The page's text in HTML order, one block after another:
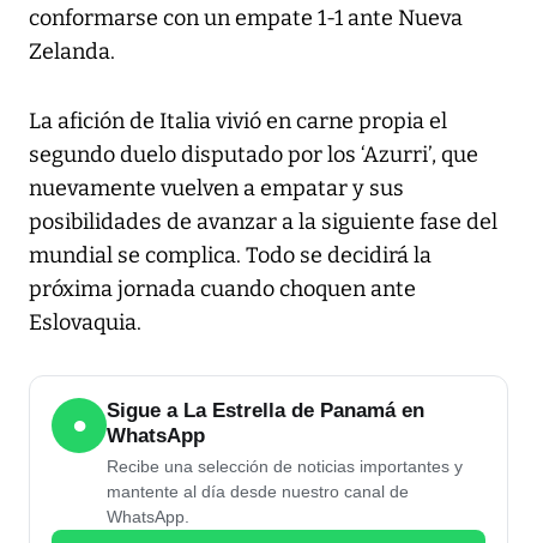
conformarse con un empate 1-1 ante Nueva
Zelanda.
La afición de Italia vivió en carne propia el
segundo duelo disputado por los ‘Azurri’, que
nuevamente vuelven a empatar y sus
posibilidades de avanzar a la siguiente fase del
mundial se complica. Todo se decidirá la
próxima jornada cuando choquen ante
Eslovaquia.
●
Sigue a La Estrella de Panamá en
WhatsApp
Recibe una selección de noticias importantes y
mantente al día desde nuestro canal de
WhatsApp.